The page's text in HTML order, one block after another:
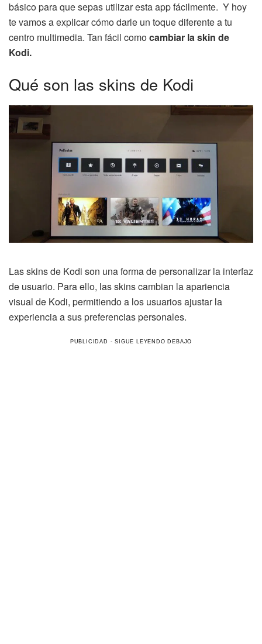
básico para que sepas utilizar esta app fácilmente. Y hoy
te vamos a explicar cómo darle un toque diferente a tu
centro multimedia. Tan fácil comocambiar la skin de
Kodi.
Qué son las skins de Kodi
Las skins de Kodi son una forma de personalizar la interfaz
de usuario. Para ello, las skins cambian la apariencia
visual de Kodi, permitiendo a los usuarios ajustar la
experiencia a sus preferencias personales.